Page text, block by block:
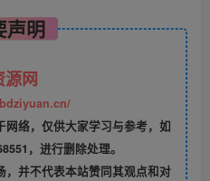
声明
源网
络，仅供大家学习与参考，如
，进行删除处理。
并不代表本站赞同其观点和对